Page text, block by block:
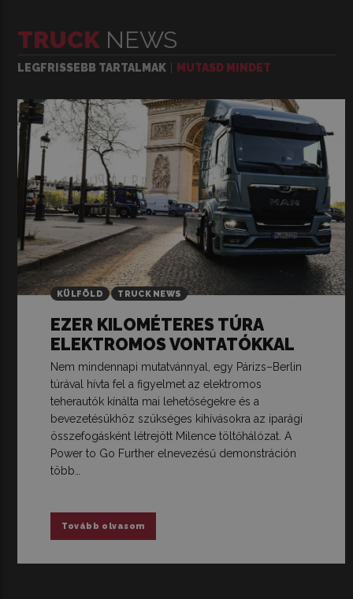
TRUCK NEWS
LEGFRISSEBB TARTALMAK MUTASD MINDET
KÜLFÖLD TRUCK NEWS
EZER KILOMÉTERES TÚRA
ELEKTROMOS VONTATÓKKAL
Nem mindennapi mutatvánnyal, egy Párizs–Berlin
túrával hívta fel a figyelmet az elektromos
teherautók kínálta mai lehetőségekre és a
bevezetésükhöz szükséges kihívásokra az iparági
összefogásként létrejött Milence töltőhálózat. A
Power to Go Further elnevezésű demonstráción
több…
Tovább olvasom